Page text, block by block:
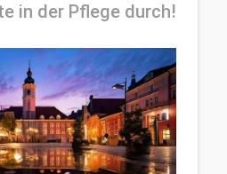
in der Pflege durch!